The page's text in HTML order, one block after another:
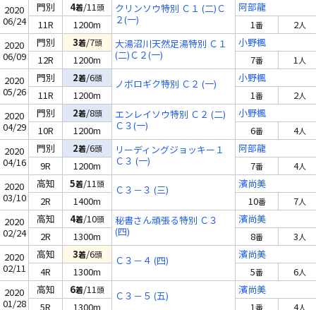
2020
06/24
門別 4着/11頭
クリンソウ特別 Ｃ１ (二)Ｃ
２(一)
阿部龍
11R
1200m 1番 2人
2020
06/09
門別 3着/7頭
大湯沼川天然足湯特別 Ｃ１
(二)Ｃ２(一)
小野楓
12R
1200m 7番 1人
2020
05/26
門別 2着/6頭 ノボロギク特別 Ｃ２ (一)
小野楓
11R
1200m 1番 2人
2020
04/29
門別 2着/8頭
エンレイソウ特別 Ｃ２ (二)
Ｃ３(一)
小野楓
10R
1200m 6番 4人
2020
04/16
門別 2着/6頭
リーディングジョッキー１
Ｃ３ (一)
阿部龍
9R
1200m 7番 4人
2020
03/10
高知 5着/11頭 Ｃ３－３ (三)
濱尚美
2R
1400m 10番 7人
2020
02/24
高知 4着/10頭
秘書さん頑張る特別 Ｃ３
(四)
濱尚美
2R
1300m 8番 3人
2020
02/11
高知 3着/6頭 Ｃ３－４ (四)
濱尚美
4R
1300m 5番 6人
2020
01/28
高知 6着/11頭 Ｃ３－５ (五)
濱尚美
5R
1300m 1番 4人